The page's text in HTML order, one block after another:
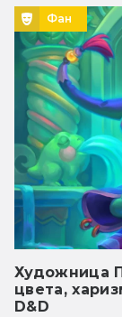
Фан
Художница
цвета,
D&D